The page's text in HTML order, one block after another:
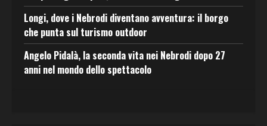
Longi, dove i Nebrodi diventano avventura: il borgo
che punta sul turismo outdoor
Angelo Pidalà, la seconda vita nei Nebrodi dopo 27
anni nel mondo dello spettacolo